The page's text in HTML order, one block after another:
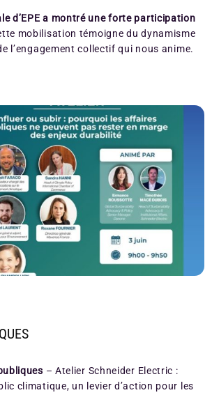
d’EPE a montré une forte participation
mobilisation témoigne du dynamisme
l’engagement collectif qui nous anime.
– Atelier Schneider Electric :
climatique, un levier d’action pour les